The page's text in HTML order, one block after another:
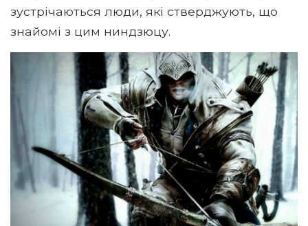
зустрічаються люди, які стверджують, що
знайомі з цим ниндзюцу.